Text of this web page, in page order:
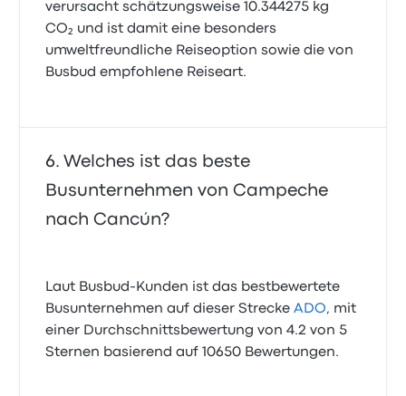
verursacht schätzungsweise 10.344275 kg
CO₂ und ist damit eine besonders
umweltfreundliche Reiseoption sowie die von
Busbud empfohlene Reiseart.
Welches ist das beste
Busunternehmen von Campeche
nach Cancún?
Laut Busbud-Kunden ist das bestbewertete
Busunternehmen auf dieser StreckeADO, mit
einer Durchschnittsbewertung von 4.2 von 5
Sternen basierend auf 10650 Bewertungen.